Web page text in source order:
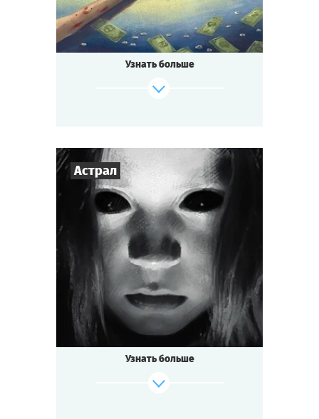
Cыграть Смотреть сценарий
Узнать больше
Астрал
Игроков -7
Время игры 1-1,5 ч.
Тематика Мистика
Тип квеста Мини-квестория
Узнать больше